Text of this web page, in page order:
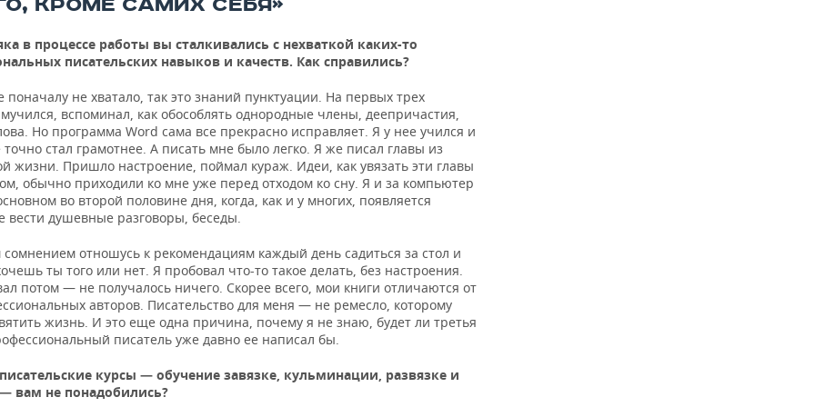
КРОМЕ САМИХ СЕБЯ»
в процессе работы вы сталкивались с нехваткой каких-то
писательских навыков и качеств. Как справились?
не хватало, так это знаний пунктуации. На первых трех
вспоминал, как обособлять однородные члены, деепричастия,
Но программа Word сама все прекрасно исправляет. Я у нее учился и
точно стал грамотнее. А писать мне было легко. Я же писал главы из
жизни. Пришло настроение, поймал кураж. Идеи, как увязать эти главы
обычно приходили ко мне уже перед отходом ко сну. Я и за компьютер
во второй половине дня, когда, как и у многих, появляется
вести душевные разговоры, беседы.
отношусь к рекомендациям каждый день садиться за стол и
ты того или нет. Я пробовал что-то такое делать, без настроения.
потом — не получалось ничего. Скорее всего, мои книги отличаются от
авторов. Писательство для меня — не ремесло, которому
жизнь. И это еще одна причина, почему я не знаю, будет ли третья
писатель уже давно ее написал бы.
курсы — обучение завязке, кульминации, развязке и
вам не понадобились?